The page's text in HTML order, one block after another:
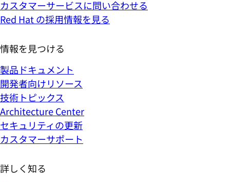
カスタマーサービスに問い合わせる
Red Hat の採用情報を見る
情報を見つける
製品ドキュメント
開発者向けリソース
技術トピックス
Architecture Center
セキュリティの更新
カスタマーサポート
詳しく知る